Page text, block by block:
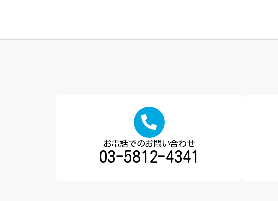
お電話でのお問い合わせ
03-5812-4341